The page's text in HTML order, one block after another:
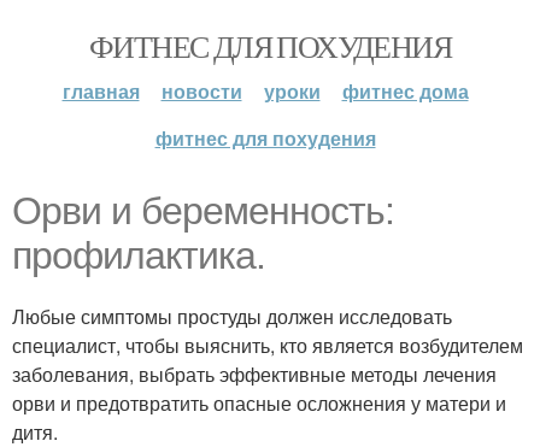
ФИТНЕС ДЛЯ ПОХУДЕНИЯ
главная новости уроки
фитнес дома
фитнес для похудения
Орви и беременность:
профилактика.
Любые симптомы простуды должен исследовать
специалист, чтобы выяснить, кто является возбудителем
заболевания, выбрать эффективные методы лечения
орви и предотвратить опасные осложнения у матери и
дитя.